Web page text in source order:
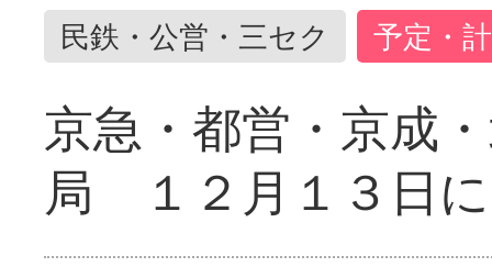
民鉄・公営・三セク 予定・
京急・都営・京成
局 １２月１３日